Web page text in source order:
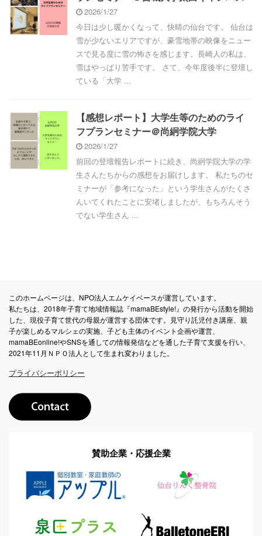
2026/1/27
今日は少し暖かくなって、快晴の仙台です。 仙台は
雪が少ないエリアですが、豪雪地帯の映像をニュー
スで見る度に雪の怖さを感じます。長崎人の私は、
雪はやっぱり苦手です。 さて、今年度後半に登壇し
ている「大学 ...
【感想レポート】大学生等のためのライ
フプランセミナー＠尚絅学院大学
2026/1/27
前回の登壇報告レポートに続き、尚絅学院大学の学
生さんたちからの感想をお届けします。 私たちのセ
ミナーが「参考になった」という学生さんがたくさ
んいてくれたことに安堵しましたが、もちろんそう
でない学生さん ...
このホームページは、NPO法人エムケイベースが運営しています。
私たちは、2018年子育て地域情報誌『mamaBEstyle!』の発行から活動を開始
した、現役子育て世代の母親が運営する団体です。見守り託児付き講座、親
子が楽しめるマルシェの実施、子ども主体のイベント企画や運営、
mamaBEonline!やSNSを通しての情報発信などを通した子育て支援を行い、
2021年11月ＮＰＯ法人として生まれ変わりました。
プライバシーポリシー
賛助企業・応援企業